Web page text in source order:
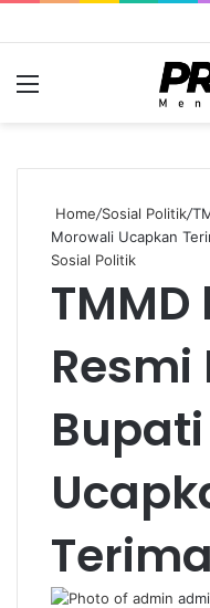
Menu
Home/Sosial Politik/
Morowali Ucapkan
Sosial Politik
TMMD